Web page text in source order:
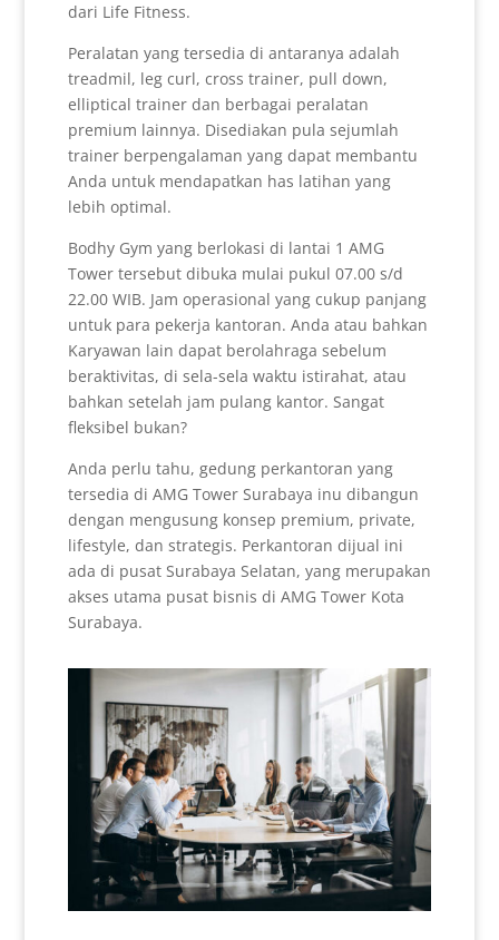
dari Life Fitness.
Peralatan yang tersedia di antaranya adalah
treadmil, leg curl, cross trainer, pull down,
elliptical trainer dan berbagai peralatan
premium lainnya. Disediakan pula sejumlah
trainer berpengalaman yang dapat membantu
Anda untuk mendapatkan has latihan yang
lebih optimal.
Bodhy Gym yang berlokasi di lantai 1 AMG
Tower tersebut dibuka mulai pukul 07.00 s/d
22.00 WIB. Jam operasional yang cukup panjang
untuk para pekerja kantoran. Anda atau bahkan
Karyawan lain dapat berolahraga sebelum
beraktivitas, di sela-sela waktu istirahat, atau
bahkan setelah jam pulang kantor. Sangat
fleksibel bukan?
Anda perlu tahu, gedung perkantoran yang
tersedia di AMG Tower Surabaya inu dibangun
dengan mengusung konsep premium, private,
lifestyle, dan strategis. Perkantoran dijual ini
ada di pusat Surabaya Selatan, yang merupakan
akses utama pusat bisnis di AMG Tower Kota
Surabaya.